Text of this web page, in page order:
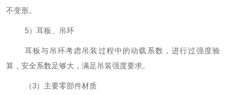
不变形。
5）耳板、吊环
耳板与吊环考虑吊装过程中的动载系数，进行过强度验
算，安全系数足够大，满足吊装强度要求。
（3） 主要零部件材质